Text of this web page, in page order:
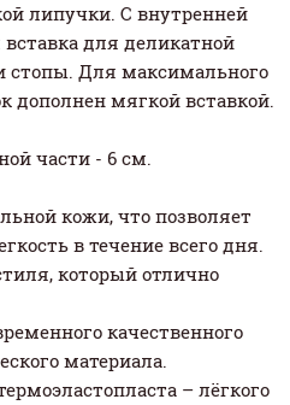
липучки. С внутренней
для деликатной
стопы. Для максимального
дополнен мягкой вставкой.
части - 6 см.
кожи, что позволяет
в течение всего дня.
который отлично
качественного
материала.
– лёгкого